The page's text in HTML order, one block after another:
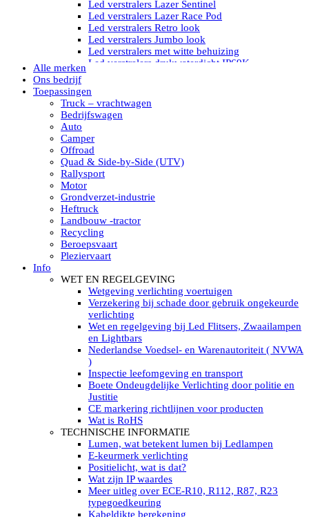
Led verstralers Lazer Sentinel
Led verstralers Lazer Race Pod
Led verstralers Retro look
Led verstralers Jumbo look
Led verstralers met witte behuizing
Led verstralers drukwaterdicht IP69K
LED WERKLAMPEN
Model werklamp
Led werklamp vierkant
Led werklamp ovaal
Led werklamp kleur wit
Combinatie LED werklampen
Led achteruitrijverlichting
Led onderbouw achteruitrijlamp
Led werklamp industrieel
Led veiligheidsverlichting
Led werklamp tractor
Led werklamp ADR
Led werklamp drukwaterdicht IP69K
Led werklampen assortiment Tralert
Led breedstralers Lazer
Led werklampen in Subcategorieën
LED WERKVERLICHTING
LED’s work werklamp met accu
LED’s work werklamp portable 220V
LED’s work werklamp Hybride
Led lichtslang 220 Volt
LED’s work werklamp met statief 220V
LED’s light PRO schijnwerpers 220V
LED High Bay verlichting 220V
Subcategorieën Led werkverlichting
LED SIGNALISATIE
Led Flitsers
Werkverlichting met Led flitsers
Led zwaailampbalk
Led Multi zwaailampbalk
Led flitsbalk compact
Traffic Advisors
Led zwaailicht
Accessoires signalering
Alle merken
Ons bedrijf
Toepassingen
Truck – vrachtwagen
Bedrijfswagen
Auto
Camper
Offroad
Quad & Side-by-Side (UTV)
Rallysport
Motor
Grondverzet-industrie
Heftruck
Landbouw -tractor
Recycling
Beroepsvaart
Pleziervaart
Info
WET EN REGELGEVING
Wetgeving verlichting voertuigen
Verzekering bij schade door gebruik ongekeurde
verlichting
Wet en regelgeving bij Led Flitsers, Zwaailampen
en Lightbars
Nederlandse Voedsel- en Warenautoriteit ( NVWA
)
Inspectie leefomgeving en transport
Boete Ondeugdelijke Verlichting door politie en
Justitie
CE markering richtlijnen voor producten
Wat is RoHS
TECHNISCHE INFORMATIE
Lumen, wat betekent lumen bij Ledlampen
E-keurmerk verlichting
Positielicht, wat is dat?
Wat zijn IP waardes
Meer uitleg over ECE-R10, R112, R87, R23
typegoedkeuring
Kabeldikte berekening